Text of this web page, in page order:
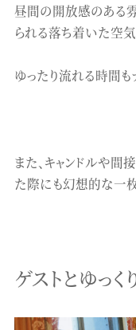
昼間の開放感のある
られる落ち着いた空気
ゆったり流れる時間も
また、キャンドルや間
た際にも幻想的な一
ゲストとゆっ